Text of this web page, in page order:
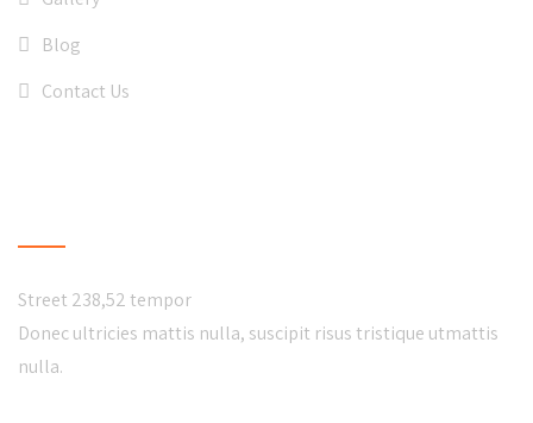
Blog
Contact Us
Street 238,52 tempor
Donec ultricies mattis nulla, suscipit risus tristique utmattis
nulla.